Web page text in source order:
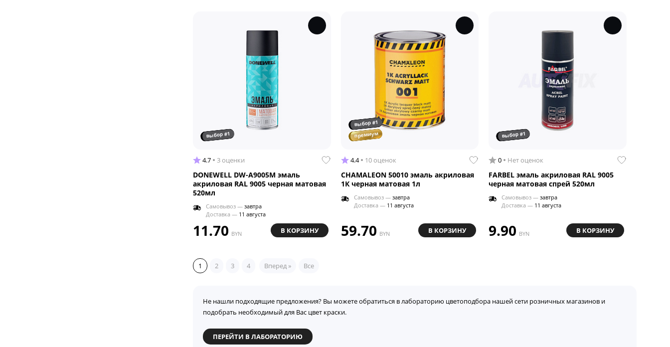
выбор #1
4.7 3 оценки
DONEWELL DW-A9005M эмаль
акриловая RAL 9005 черная матовая
520мл
Самовывоз — завтра
Доставка — 11 августа
11.70 BYN В КОРЗИНУ
выбор #1
премиум
4.4 10 оценок
CHAMALEON 50010 эмаль акриловая
1К черная матовая 1л
Самовывоз — завтра
Доставка — 11 августа
59.70 BYN В КОРЗИНУ
выбор #1
0 Нет оценок
FARBEL эмаль акриловая RAL 9005
черная матовая спрей 520мл
Самовывоз —завтра
Доставка — 11 августа
9.90 BYN В КОРЗИНУ
1 2 3 4 Вперед » Все
Не нашли подходящие предложения? Вы можете обратиться в лабораторию цветоподбора нашей сети розничных магазинов и
подобрать необходимый для Вас цвет краски.
ПЕРЕЙТИ В ЛАБОРАТОРИЮ